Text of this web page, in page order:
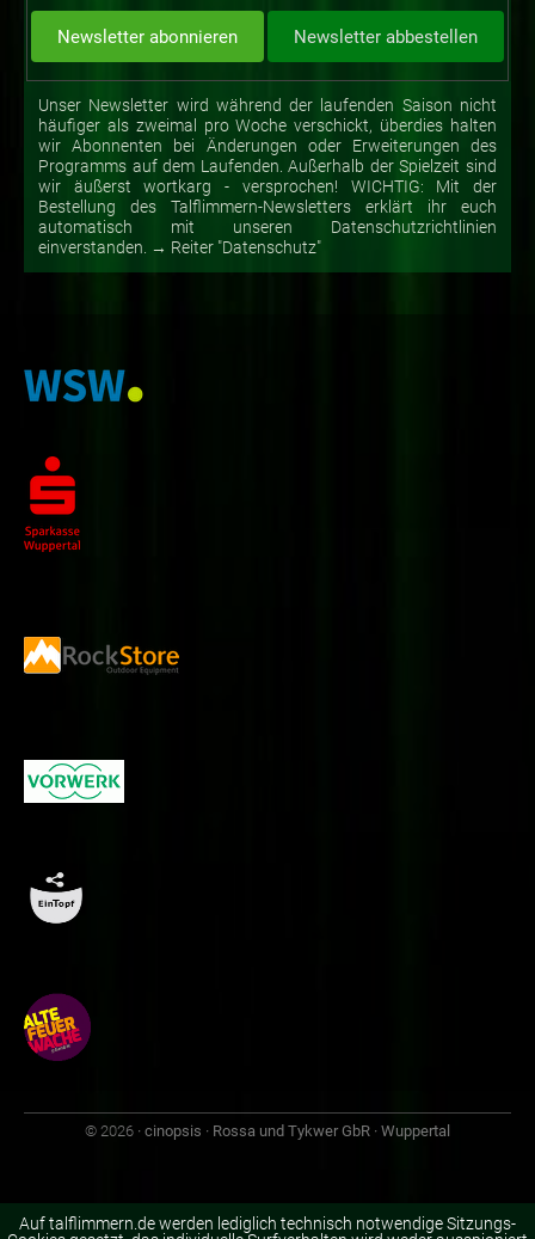
Unser Newsletter wird während der laufenden Saison nicht
häufiger als zweimal pro Woche verschickt, überdies halten
wir Abonnenten bei Änderungen oder Erweiterungen des
Programms auf dem Laufenden. Außerhalb der Spielzeit sind
wir äußerst wortkarg - versprochen! WICHTIG: Mit der
Bestellung des Talflimmern-Newsletters erklärt ihr euch
automatisch mit unseren Datenschutzrichtlinien
einverstanden. → Reiter "Datenschutz"
© 2026 · cinopsis · Rossa und Tykwer GbR · Wuppertal
Auf talflimmern.de werden lediglich technisch notwendige Sitzungs-